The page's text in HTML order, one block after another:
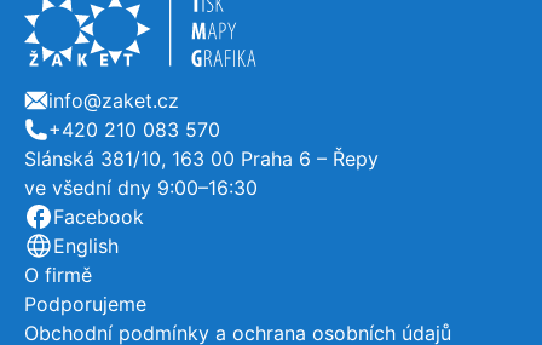
E-mail
info@zaket.cz
Telefon
+420 210 083 570
Slánská 381/10, 163 00 Praha 6 – Řepy
ve všední dny 9:00–16:30
Užitečné odkazy, o firmě
Facebook
English
O firmě
Podporujeme
Obchodní podmínky a ochrana osobních údajů